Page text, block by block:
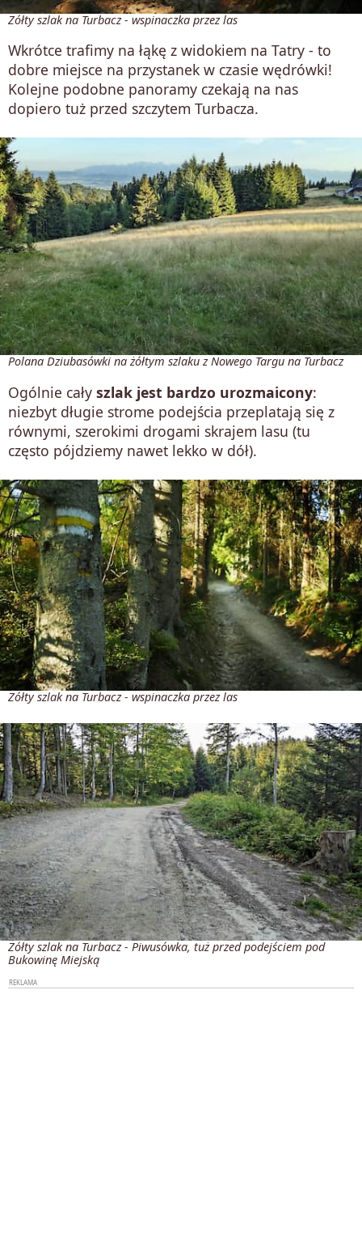
Żółty szlak na Turbacz - wspinaczka przez las
Wkrótce trafimy na łąkę z widokiem na Tatry - to
dobre miejsce na przystanek w czasie wędrówki!
Kolejne podobne panoramy czekają na nas
dopiero tuż przed szczytem Turbacza.
Polana Dziubasówki na żółtym szlaku z Nowego Targu na Turbacz
Ogólnie cały szlak jest bardzo urozmaicony:
niezbyt długie strome podejścia przeplatają się z
równymi, szerokimi drogami skrajem lasu (tu
często pójdziemy nawet lekko w dół).
Żółty szlak na Turbacz - wspinaczka przez las
Żółty szlak na Turbacz - Piwusówka, tuż przed podejściem pod
Bukowinę Miejską